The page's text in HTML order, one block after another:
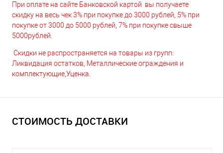
При оплате на сайте Банковской картой вы получаете
скидку на весь чек 3% при покупке до 3000 рублей, 5% при
покупке от 3000 до 5000 рублей, 7% при покупке свыше
5000рублей.
Скидки не распространяется на товары из групп:
Ликвидация остатков, Металлические ограждения и
комплектующие,Уценка.
СТОИМОСТЬ ДОСТАВКИ